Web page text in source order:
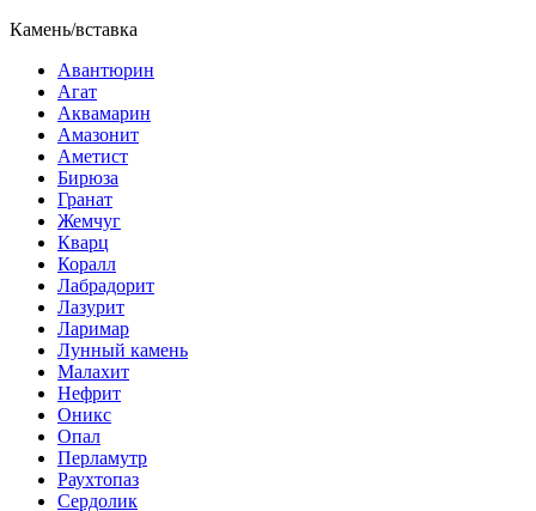
Камень/вставка
Авантюрин
Агат
Аквамарин
Амазонит
Аметист
Бирюза
Гранат
Жемчуг
Кварц
Коралл
Лабрадорит
Лазурит
Ларимар
Лунный камень
Малахит
Нефрит
Оникс
Опал
Перламутр
Раухтопаз
Сердолик